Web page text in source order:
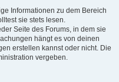
Informationen zu dem Bereich
sie stets lesen.
Seite des Forums, in dem sie
hängt es von deinen
erstellen kannst oder nicht. Die
vergeben.